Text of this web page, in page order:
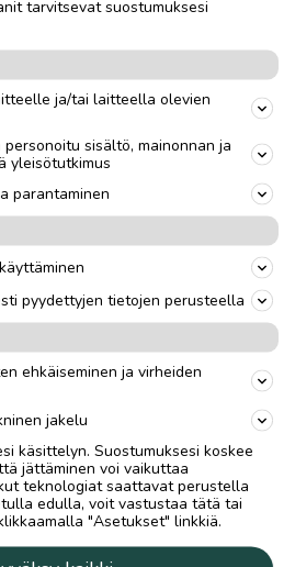
tarvitsevat suostumuksesi
ja/tai laitteella olevien
sisältö, mainonnan ja
yleisötutkimus
parantaminen
pyydettyjen tietojen perusteella
ehkäiseminen ja virheiden
jakelu
käsittelyn. Suostumuksesi koskee
jättäminen voi vaikuttaa
teknologiat saattavat perustella
edulla, voit vastustaa tätä tai
"Asetukset" linkkiä.